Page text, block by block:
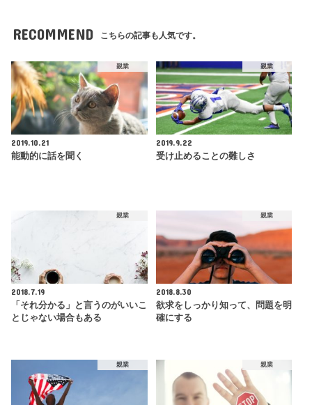
RECOMMEND こちらの記事も人気です。
親業
2019.10.21
能動的に話を聞く
親業
2019.9.22
受け止めることの難しさ
親業
2018.7.19
「それ分かる」と言うのがいいこ
とじゃない場合もある
親業
2018.8.30
欲求をしっかり知って、問題を明
確にする
親業 親業